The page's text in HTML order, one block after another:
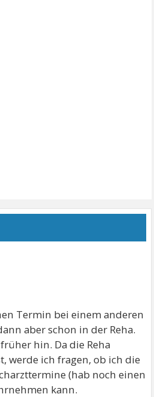
Termin bei einem anderen
aber schon in der Reha.
hin. Da die Reha
werde ich fragen, ob ich die
(hab noch einen
kann.